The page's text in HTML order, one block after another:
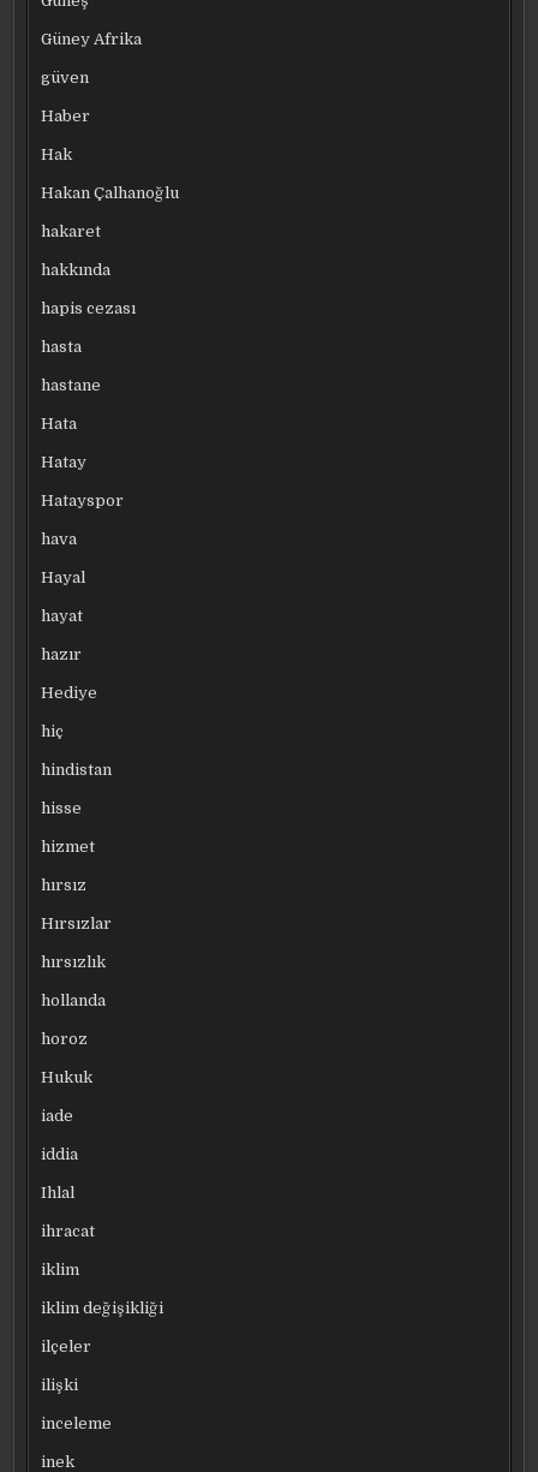
Güney Afrika
güven
Haber
Hak
Hakan Çalhanoğlu
hakaret
hakkında
hapis cezası
hasta
hastane
Hata
Hatay
Hatayspor
hava
Hayal
hayat
hazır
Hediye
hiç
hindistan
hisse
hizmet
hırsız
Hırsızlar
hırsızlık
hollanda
horoz
Hukuk
iade
iddia
Ihlal
ihracat
iklim
iklim değişikliği
ilçeler
ilişki
inceleme
inek